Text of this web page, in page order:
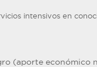
intensivos en
(aporte económico